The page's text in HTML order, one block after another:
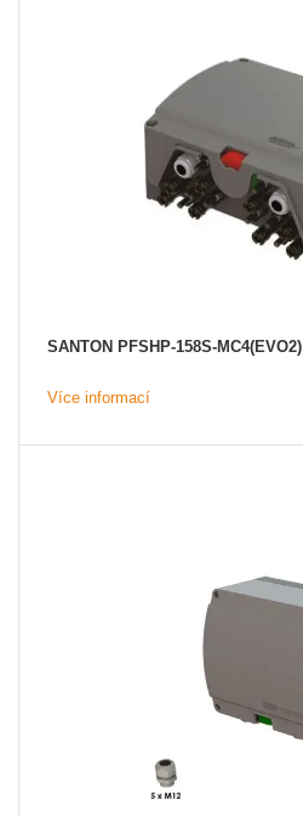
Zapomenuté heslo
SANTON PFSHP-158S-MC4(EVO2)
Více informací